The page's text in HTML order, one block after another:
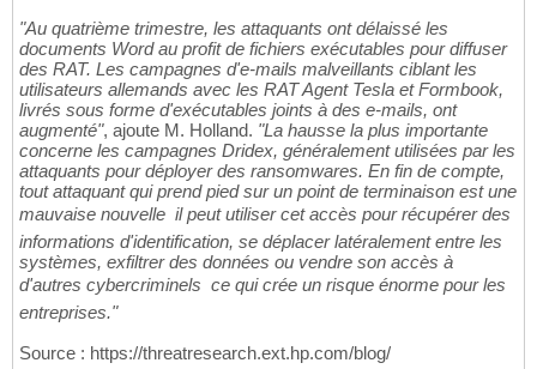
"Au quatrième trimestre, les attaquants ont délaissé les
documents Word au profit de fichiers exécutables pour diffuser
des RAT. Les campagnes d'e-mails malveillants ciblant les
utilisateurs allemands avec les RAT Agent Tesla et Formbook,
livrés sous forme d'exécutables joints à des e-mails, ont
augmenté", ajoute M. Holland. "La hausse la plus importante
concerne les campagnes Dridex, généralement utilisées par les
attaquants pour déployer des ransomwares. En fin de compte,
tout attaquant qui prend pied sur un point de terminaison est une
mauvaise nouvelle  il peut utiliser cet accès pour récupérer des
informations d'identification, se déplacer latéralement entre les
systèmes, exfiltrer des données ou vendre son accès à
d'autres cybercriminels  ce qui crée un risque énorme pour les
entreprises."
Source : https://threatresearch.ext.hp.com/blog/